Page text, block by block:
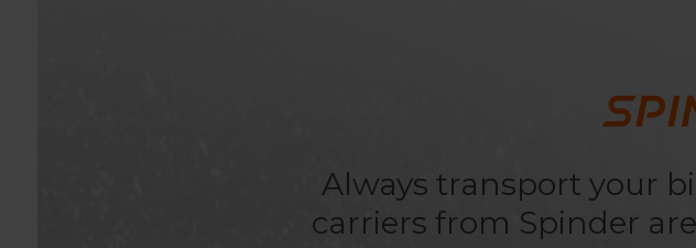
Always transport your
carriers from Spinder